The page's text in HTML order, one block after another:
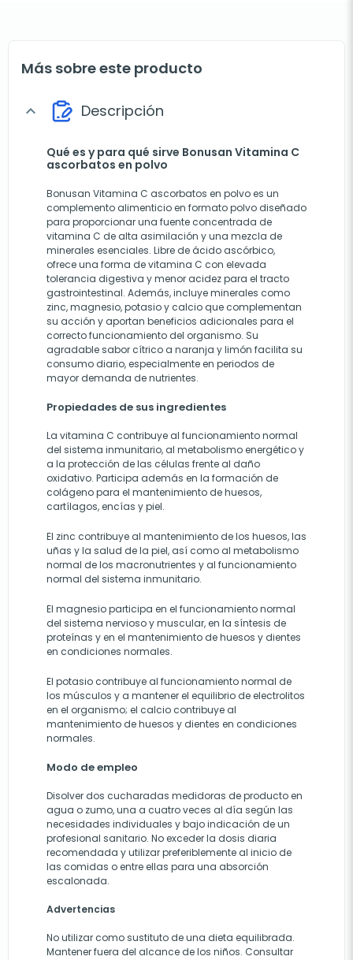
Más sobre este producto
expand_more Descripción
Qué es y para qué sirve Bonusan Vitamina C
ascorbatos en polvo
Bonusan Vitamina C ascorbatos en polvo es un
complemento alimenticio en formato polvo diseñado
para proporcionar una fuente concentrada de
vitamina C de alta asimilación y una mezcla de
minerales esenciales. Libre de ácido ascórbico,
ofrece una forma de vitamina C con elevada
tolerancia digestiva y menor acidez para el tracto
gastrointestinal. Además, incluye minerales como
zinc, magnesio, potasio y calcio que complementan
su acción y aportan beneficios adicionales para el
correcto funcionamiento del organismo. Su
agradable sabor cítrico a naranja y limón facilita su
consumo diario, especialmente en periodos de
mayor demanda de nutrientes.
Propiedades de sus ingredientes
La vitamina C contribuye al funcionamiento normal
del sistema inmunitario, al metabolismo energético y
a la protección de las células frente al daño
oxidativo. Participa además en la formación de
colágeno para el mantenimiento de huesos,
cartílagos, encías y piel.
El zinc contribuye al mantenimiento de los huesos, las
uñas y la salud de la piel, así como al metabolismo
normal de los macronutrientes y al funcionamiento
normal del sistema inmunitario.
El magnesio participa en el funcionamiento normal
del sistema nervioso y muscular, en la síntesis de
proteínas y en el mantenimiento de huesos y dientes
en condiciones normales.
El potasio contribuye al funcionamiento normal de
los músculos y a mantener el equilibrio de electrolitos
en el organismo; el calcio contribuye al
mantenimiento de huesos y dientes en condiciones
normales.
Modo de empleo
Disolver dos cucharadas medidoras de producto en
agua o zumo, una a cuatro veces al día según las
necesidades individuales y bajo indicación de un
profesional sanitario. No exceder la dosis diaria
recomendada y utilizar preferiblemente al inicio de
las comidas o entre ellas para una absorción
escalonada.
Advertencias
No utilizar como sustituto de una dieta equilibrada.
Mantener fuera del alcance de los niños. Consultar